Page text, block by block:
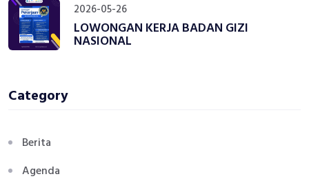
2026-05-26
LOWONGAN KERJA BADAN GIZI
NASIONAL
Category
Berita
Agenda